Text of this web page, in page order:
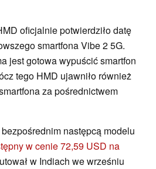
oficjalnie potwierdziło datę
smartfona Vibe 2 5G.
jest gotowa wypuścić smartfon
tego HMD ujawniło również
za pośrednictwem
następcą modelu
w cenie 72,59 USD na
w Indiach we wrześniu